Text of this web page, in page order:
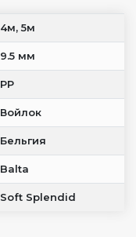
4м, 5м
9.5 мм
PP
Войлок
Бельгия
Balta
Soft Splendid